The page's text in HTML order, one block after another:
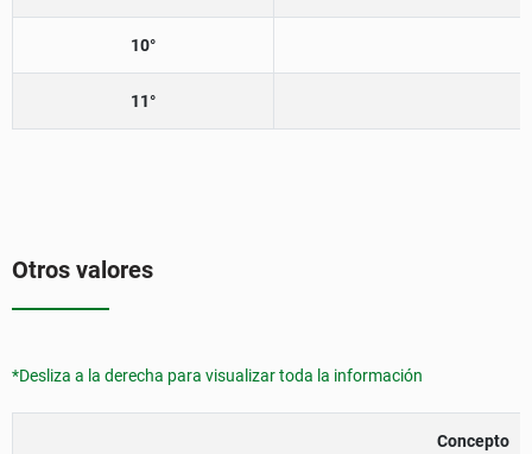
10°
11°
Otros valores
*Desliza a la derecha para visualizar toda la información
Concepto